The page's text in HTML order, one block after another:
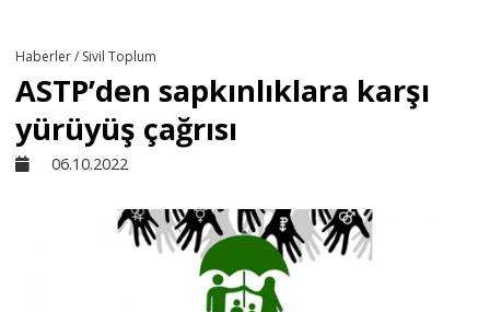
Kültür - Sanat
Haberler / Sivil Toplum
ASTP’den sapkınlıklara karşı
yürüyüş çağrısı
06.10.2022